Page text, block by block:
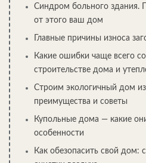
Синдром больного здания.
от этого ваш дом
Главные причины износа
Какие ошибки чаще всего
строительстве дома и
Строим экологичный дом
преимущества и советы
Купольные дома — какие
особенности
Как обезопасить свой дом: